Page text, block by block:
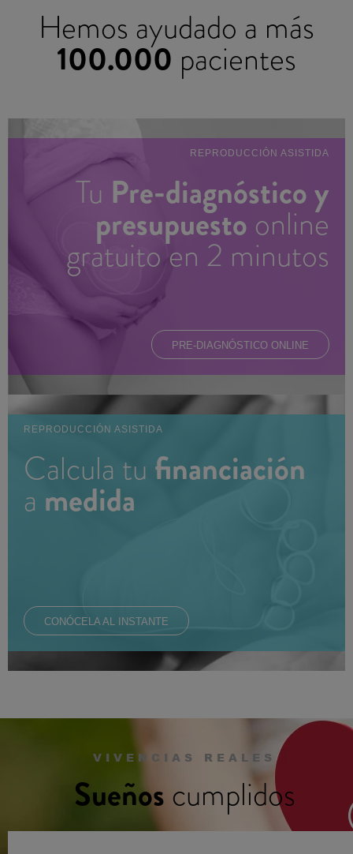
Hemos ayudado a más
100.000 pacientes
REPRODUCCIÓN ASISTIDA
Tu Pre-diagnóstico y
presupuesto online
gratuito en 2 minutos
PRE-DIAGNÓSTICO ONLINE
REPRODUCCIÓN ASISTIDA
Calcula tu financiación
a medida
CONÓCELA AL INSTANTE
VIVENCIAS REALES
Sueños cumplidos